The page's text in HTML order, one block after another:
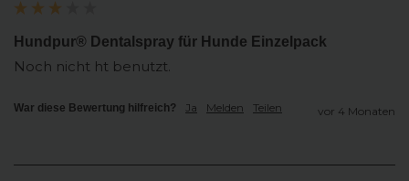
Hundpur® Dentalspray für Hunde Einzelpack
Noch nicht ht benutzt.
War diese Bewertung hilfreich? Ja Melden Teilen vor 4 Monaten